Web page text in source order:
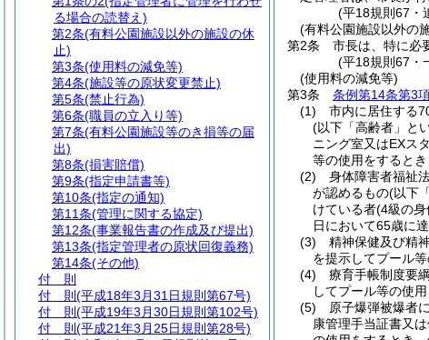
(平18規則67・
(有料公園施設以外の
第2条
市長は、特に必
(平18規則67・
(使用料の減免等)
第3条
条例第14条第3
(1)
市内に居住する
(以下「高齢者」と
ニング室又はEXス
等の使用をすると
(2)
身体障害者福祉
が認めるもの(以下
けている者(4級の
日において65歳に
(3)
精神保健及び精
を提示してプール
(4)
療育手帳制度要綱
してプール等の使
(5)
原子爆弾被爆者
康管理手当証書又
る場合の読替え)
第2条(有料公園施設以外の施設の休
止)
第3条(使用料の減免等)
第4条(施設等の原状変更禁止)
第5条(禁止行為)
第6条(職員の立入り等)
第7条(有料公園施設等のき損等の届
出)
第8条(損害賠償)
第9条(指定申請書等)
第10条(指定の通知)
第11条(管理に関する協定)
第12条(事業報告書の作成及び提出)
第13条(指定管理者の原状回復義務)
第14条(その他)
付 則
付 則 (平成18年3月31日規則第67号)
付 則 (平成19年3月30日規則第102号)
付 則 (平成21年3月25日規則第28号)